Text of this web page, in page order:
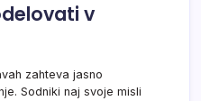
v
zahteva jasno
Sodniki naj svoje misli